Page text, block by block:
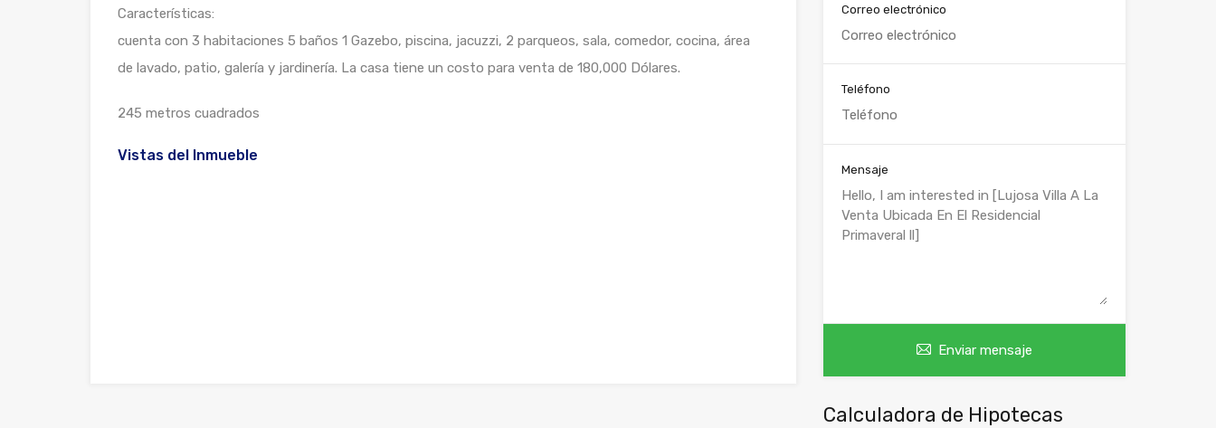
Características:
cuenta con 3 habitaciones 5 baños 1 Gazebo, piscina, jacuzzi, 2 parqueos, sala, comedor, cocina, área
de lavado, patio, galería y jardinería. La casa tiene un costo para venta de 180,000 Dólares.
245 metros cuadrados
Vistas del Inmueble
Correo electrónico
Teléfono
Mensaje
Enviar mensaje
Calculadora de Hipotecas